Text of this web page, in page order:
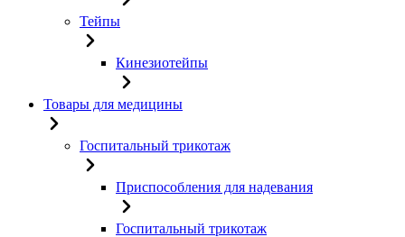
Тейпы
Кинезиотейпы
Товары для медицины
Госпитальный трикотаж
Приспособления для надевания
Госпитальный трикотаж